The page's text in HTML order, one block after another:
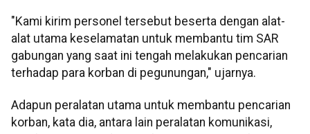
"Kami kirim personel tersebut beserta dengan alat-
alat utama keselamatan untuk membantu tim SAR
gabungan yang saat ini tengah melakukan pencarian
terhadap para korban di pegunungan," ujarnya.
Adapun peralatan utama untuk membantu pencarian
korban, kata dia, antara lain peralatan komunikasi,